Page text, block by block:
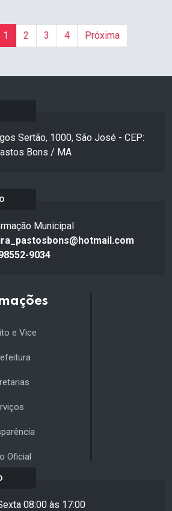
1 2 3 4 Próxima
Sertão, 1000, São José - CEP:
Bons / MA
Municipal
9034
e Vice
Oficial
08:00 às 17:00